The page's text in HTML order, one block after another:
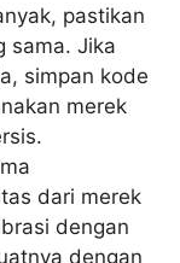
pastikan
sama. Jika
simpan kode
merek
dari merek
dengan
dengan